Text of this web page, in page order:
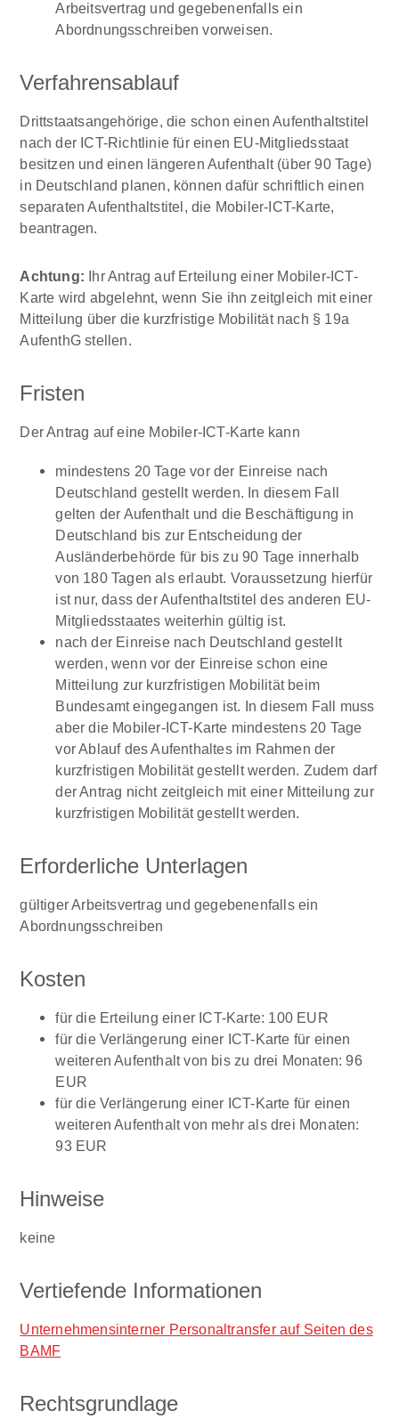
Arbeitsvertrag und gegebenenfalls ein
Abordnungsschreiben vorweisen.
Verfahrensablauf
Drittstaatsangehörige, die schon einen Aufenthaltstitel
nach der ICT-Richtlinie für einen EU-Mitgliedsstaat
besitzen und einen längeren Aufenthalt (über 90 Tage)
in Deutschland planen, können dafür schriftlich einen
separaten Aufenthaltstitel, die Mobiler-ICT-Karte,
beantragen.
Achtung: Ihr Antrag auf Erteilung einer Mobiler-ICT-
Karte wird abgelehnt, wenn Sie ihn zeitgleich mit einer
Mitteilung über die kurzfristige Mobilität nach § 19a
AufenthG stellen.
Fristen
Der Antrag auf eine Mobiler-ICT-Karte kann
mindestens 20 Tage vor der Einreise nach
Deutschland gestellt werden. In diesem Fall
gelten der Aufenthalt und die Beschäftigung in
Deutschland bis zur Entscheidung der
Ausländerbehörde für bis zu 90 Tage innerhalb
von 180 Tagen als erlaubt. Voraussetzung hierfür
ist nur, dass der Aufenthaltstitel des anderen EU-
Mitgliedsstaates weiterhin gültig ist.
nach der Einreise nach Deutschland gestellt
werden, wenn vor der Einreise schon eine
Mitteilung zur kurzfristigen Mobilität beim
Bundesamt eingegangen ist. In diesem Fall muss
aber die Mobiler-ICT-Karte mindestens 20 Tage
vor Ablauf des Aufenthaltes im Rahmen der
kurzfristigen Mobilität gestellt werden. Zudem darf
der Antrag nicht zeitgleich mit einer Mitteilung zur
kurzfristigen Mobilität gestellt werden.
Erforderliche Unterlagen
gültiger Arbeitsvertrag und gegebenenfalls ein
Abordnungsschreiben
Kosten
für die Erteilung einer ICT-Karte: 100 EUR
für die Verlängerung einer ICT-Karte für einen
weiteren Aufenthalt von bis zu drei Monaten: 96
EUR
für die Verlängerung einer ICT-Karte für einen
weiteren Aufenthalt von mehr als drei Monaten:
93 EUR
Hinweise
keine
Vertiefende Informationen
Unternehmensinterner Personaltransfer auf Seiten des
BAMF
Rechtsgrundlage